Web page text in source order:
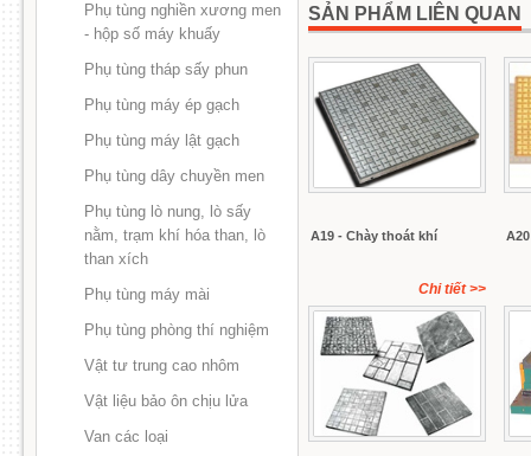
Phụ tùng nghiền xương men
- hộp số máy khuấy
Phụ tùng tháp sấy phun
Phụ tùng máy ép gạch
Phụ tùng máy lật gạch
Phụ tùng dây chuyền men
Phụ tùng lò nung, lò sấy
nằm, trạm khí hóa than, lò
than xích
Phụ tùng máy mài
Phụ tùng phòng thí nghiệm
Vật tư trung cao nhôm
Vật liệu bảo ôn chịu lửa
Van các loại
SẢN PHẨM LIÊN QUAN
A19 - Chày thoát khí
Chi tiết>>